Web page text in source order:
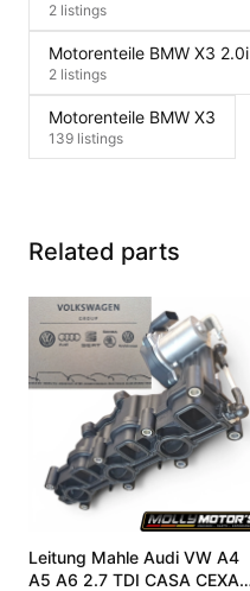
2 listings
Motorenteile BMW X3 2.0i
2 listings
Motorenteile BMW X3
139 listings
Related parts
Leitung Mahle Audi VW A4
A5 A6 2.7 TDI CASA CEXA